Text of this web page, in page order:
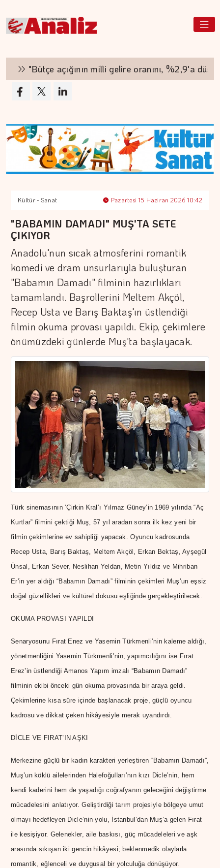
"Bütçe açığının milli gelire oranını, %2,9'a
Kültür - Sanat Pazartesi 15 Haziran 2026 10:42
"BABAMIN DAMADI" MUŞ'TA SETE
ÇIKIYOR
Anadolu'nun sıcak atmosferini romantik
komedi ve dram unsurlarıyla buluşturan
"Babamın Damadı" filminin hazırlıkları
tamamlandı. Başrollerini Meltem Akçöl,
Recep Usta ve Barış Baktaş'ın üstlendiği
filmin okuma provası yapıldı. Ekip, çekimlere
önümüzdeki günlerde Muş'ta başlayacak.
Türk sinemasının ‘Çirkin Kral’ı Yılmaz Güney’in 1969 yılında “Aç
Kurtlar” filmini çektiği Muş, 57 yıl aradan sonra ilk kez yeni bir
filmin çekimlerine ev sahipliği yapacak. Oyuncu kadrosunda
Recep Usta, Barış Baktaş, Meltem Akçöl, Erkan Bektaş, Ayşegül
Ünsal, Erkan Sever, Neslihan Yeldan, Metin Yıldız ve Mihriban
Er’in yer aldığı “Babamın Damadı” filminin çekimleri Muş’un eşsiz
doğal güzellikleri ve kültürel dokusu eşliğinde gerçekleştirilecek.
OKUMA PROVASI YAPILDI
Senaryosunu Fırat Enez ve Yasemin Türkmenli’nin kaleme aldığı,
yönetmenliğini Yasemin Türkmenli’nin, yapımcılığını ise Fırat
Erez’in üstlendiği Amanos Yapım imzalı “Babamın Damadı”
filminin ekibi önceki gün okuma provasında bir araya geldi.
Çekimlerine kısa süre içinde başlanacak proje, güçlü oyuncu
kadrosu ve dikkat çeken hikâyesiyle merak uyandırdı.
DİCLE VE FIRAT’IN AŞKI
Merkezine güçlü bir kadın karakteri yerleştiren “Babamın Damadı”,
Muş’un köklü ailelerinden Halefoğulları’nın kızı Dicle’nin, hem
kendi kaderini hem de yaşadığı coğrafyanın geleceğini değiştirme
mücadelesini anlatıyor. Geliştirdiği tarım projesiyle bölgeye umut
olmayı hedefleyen Dicle’nin yolu, İstanbul’dan Muş’a gelen Fırat
ile kesişiyor. Gelenekler, aile baskısı, güç mücadeleleri ve aşk
arasında sıkışan iki gencin hikâyesi; beklenmedik olaylarla
romantik, eğlenceli ve duygusal bir yolculuğa dönüşüyor.